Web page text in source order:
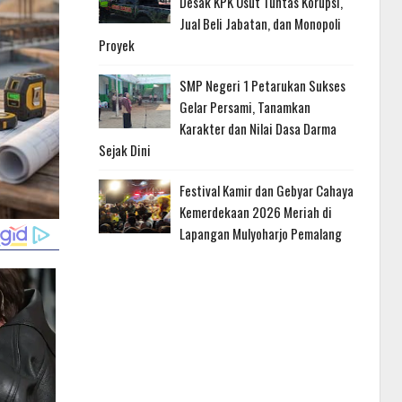
Jual Beli Jabatan, dan Monopoli
Proyek
SMP Negeri 1 Petarukan Sukses
Gelar Persami, Tanamkan
Karakter dan Nilai Dasa Darma
Sejak Dini
Festival Kamir dan Gebyar Cahaya
Kemerdekaan 2026 Meriah di
Lapangan Mulyoharjo Pemalang